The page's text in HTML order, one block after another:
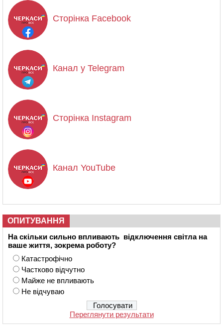
Сторінка Facebook
Канал у Telegram
Сторінка Instagram
Канал YouTube
ОПИТУВАННЯ
На скільки сильно впливають відключення світла на
ваше життя, зокрема роботу?
Катастрофічно
Частково відчутно
Майже не впливають
Не відчуваю
Переглянути результати